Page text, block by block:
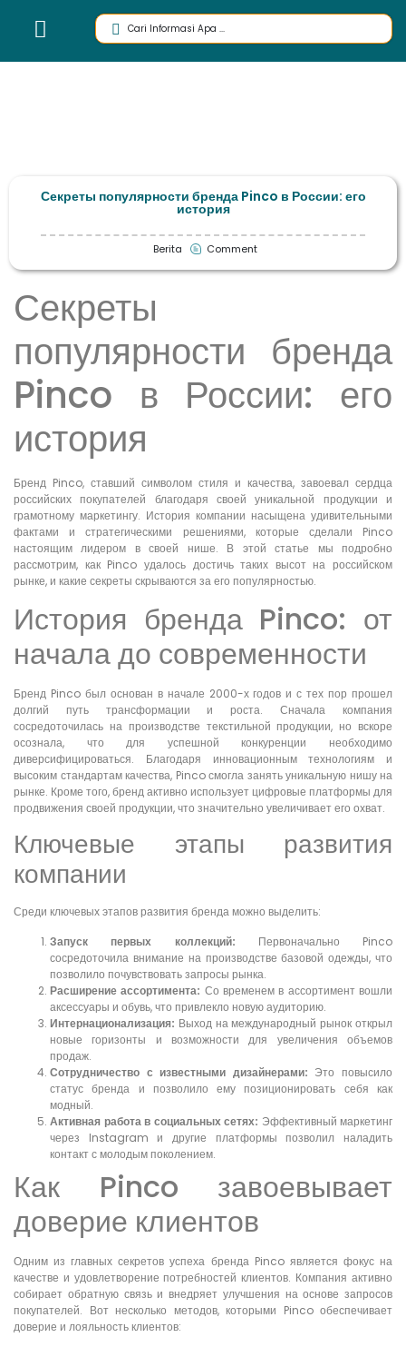
Секреты популярности бренда Pinco в России: его
история
Berita Comment
Секреты
популярности бренда
Pinco в России: его
история
Бренд Pinco, ставший символом стиля и качества, завоевал сердца
российских покупателей благодаря своей уникальной продукции и
грамотному маркетингу. История компании насыщена удивительными
фактами и стратегическими решениями, которые сделали Pinco
настоящим лидером в своей нише. В этой статье мы подробно
рассмотрим, как Pinco удалось достичь таких высот на российском
рынке, и какие секреты скрываются за его популярностью.
История бренда Pinco: от
начала до современности
Бренд Pinco был основан в начале 2000-х годов и с тех пор прошел
долгий путь трансформации и роста. Сначала компания
сосредоточилась на производстве текстильной продукции, но вскоре
осознала, что для успешной конкуренции необходимо
диверсифицироваться. Благодаря инновационным технологиям и
высоким стандартам качества, Pinco смогла занять уникальную нишу на
рынке. Кроме того, бренд активно использует цифровые платформы для
продвижения своей продукции, что значительно увеличивает его охват.
Ключевые этапы развития
компании
Среди ключевых этапов развития бренда можно выделить:
Запуск первых коллекций: Первоначально Pinco
сосредоточила внимание на производстве базовой одежды, что
позволило почувствовать запросы рынка.
Расширение ассортимента: Со временем в ассортимент вошли
аксессуары и обувь, что привлекло новую аудиторию.
Интернационализация: Выход на международный рынок открыл
новые горизонты и возможности для увеличения объемов
продаж.
Сотрудничество с известными дизайнерами: Это повысило
статус бренда и позволило ему позиционировать себя как
модный.
Активная работа в социальных сетях: Эффективный маркетинг
через Instagram и другие платформы позволил наладить
контакт с молодым поколением.
Как Pinco завоевывает
доверие клиентов
Одним из главных секретов успеха бренда Pinco является фокус на
качестве и удовлетворение потребностей клиентов. Компания активно
собирает обратную связь и внедряет улучшения на основе запросов
покупателей. Вот несколько методов, которыми Pinco обеспечивает
доверие и лояльность клиентов: